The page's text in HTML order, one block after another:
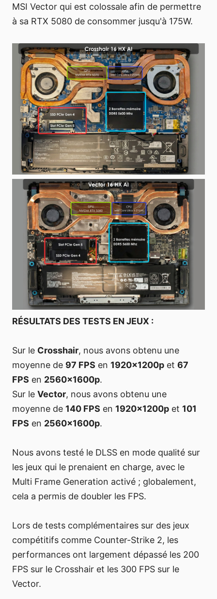
MSI Vector qui est colossale afin de permettre
à sa RTX 5080 de consommer jusqu'à 175W.
RÉSULTATS DES TESTS EN JEUX :
Sur le Crosshair, nous avons obtenu une
moyenne de 97 FPS en 1920x1200p et 67
FPS en 2560x1600p.
Sur le Vector, nous avons obtenu une
moyenne de 140 FPS en 1920x1200p et 101
FPS en 2560x1600p.
Nous avons testé le DLSS en mode qualité sur
les jeux qui le prenaient en charge, avec le
Multi Frame Generation activé ; globalement,
cela a permis de doubler les FPS.
Lors de tests complémentaires sur des jeux
compétitifs comme Counter-Strike 2, les
performances ont largement dépassé les 200
FPS sur le Crosshair et les 300 FPS sur le
Vector.